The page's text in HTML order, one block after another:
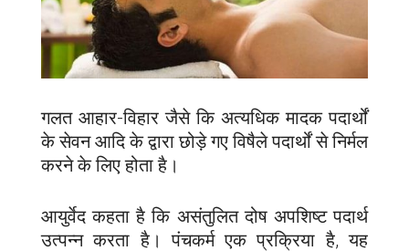
गलत आहार-विहार जैसे कि अत्यधिक मादक पदार्थों
के सेवन आदि के द्वारा छोड़े गए विषैले पदार्थों से निर्मल
करने के लिए होता है।
आयुर्वेद कहता है कि असंतुलित दोष अपशिष्ट पदार्थ
उत्पन्न करता है। पंचकर्म एक प्रक्रिया है, यह